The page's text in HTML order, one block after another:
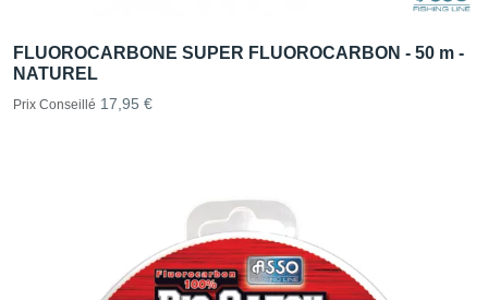
FLUOROCARBONE SUPER FLUOROCARBON - 50 m -
NATUREL
Prix Conseillé 17,95 €